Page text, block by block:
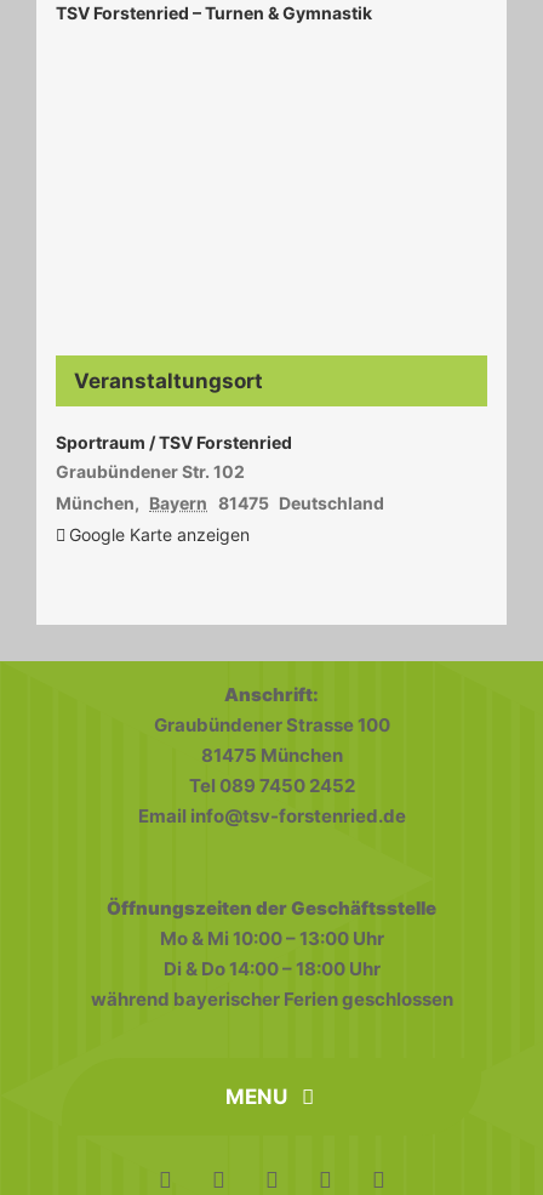
TSV Forstenried – Turnen & Gymnastik
Veranstaltungsort
Sportraum / TSV Forstenried
Graubündener Str. 102
München, Bayern 81475 Deutschland
Google Karte anzeigen
Anschrift:
Graubündener Strasse 100
81475 München
Tel 089 7450 2452
Email info@tsv-forstenried.de
Öffnungszeiten der Geschäftsstelle
Mo & Mi 10:00 – 13:00 Uhr
Di & Do 14:00 – 18:00 Uhr
während bayerischer Ferien geschlossen
MENU
FAQ